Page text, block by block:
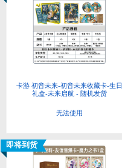
卡游 初音未来-初音未来收藏卡-生日
礼盒-未来启航 - 随机发货
无法使用
即将到货